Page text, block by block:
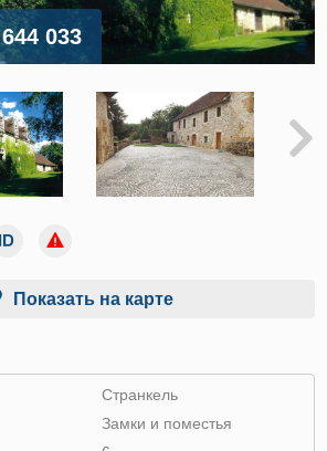
033
Показать на карте
Странкель
Замки и поместья